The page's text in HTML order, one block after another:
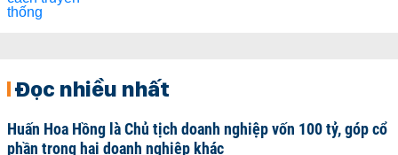
Đọc nhiều nhất
Huấn Hoa Hồng là Chủ tịch doanh nghiệp vốn 100 tỷ, góp cổ
phần trong hai doanh nghiệp khác